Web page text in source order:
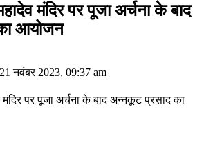
मंदिर पर पूजा अर्चना के बाद
आयोजन
21 नवंबर 2023, 09:37 am